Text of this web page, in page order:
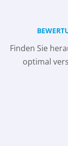
Finden Sie
optimal